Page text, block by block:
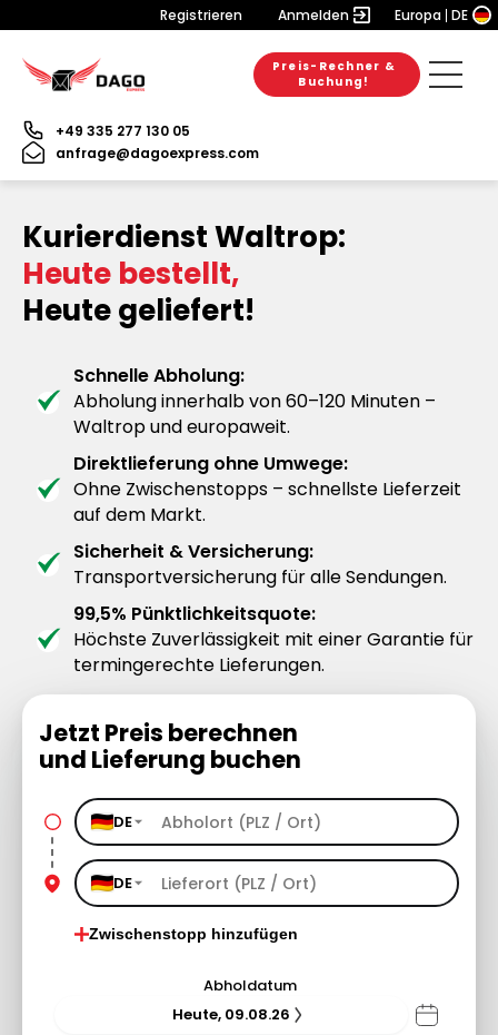
Registrieren Anmelden Europa DE
Preis-Rechner &
Buchung!
+49 335 277 130 05
anfrage@dagoexpress.com
Kurierdienst Waltrop:
Heute bestellt,
Heute geliefert!
Schnelle Abholung:
Abholung innerhalb von 60–120 Minuten –
Waltrop und europaweit.
Direktlieferung ohne Umwege:
Ohne Zwischenstopps – schnellste Lieferzeit
auf dem Markt.
Sicherheit & Versicherung:
Transportversicherung für alle Sendungen.
99,5% Pünktlichkeitsquote:
Höchste Zuverlässigkeit mit einer Garantie für
termingerechte Lieferungen.
Jetzt Preis berechnen
und Lieferung buchen
DE
DE
Zwischenstopp hinzufügen
Abholdatum
Heute, 09.08.26